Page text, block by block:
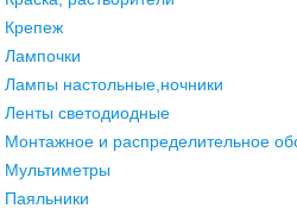
Крепеж
Лампочки
Лампы настольные,ночники
Ленты светодиодные
Монтажное и распределительное
Мультиметры
Паяльники